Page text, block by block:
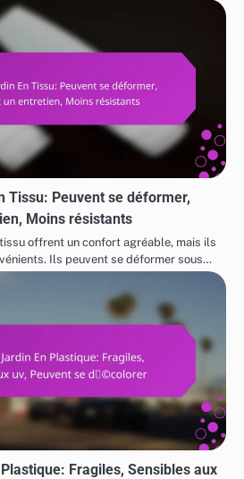
Tissu: Peuvent se déformer,
Moins résistants
offrent un confort agréable, mais ils
Ils peuvent se déformer sous…
Fragiles, Sensibles aux